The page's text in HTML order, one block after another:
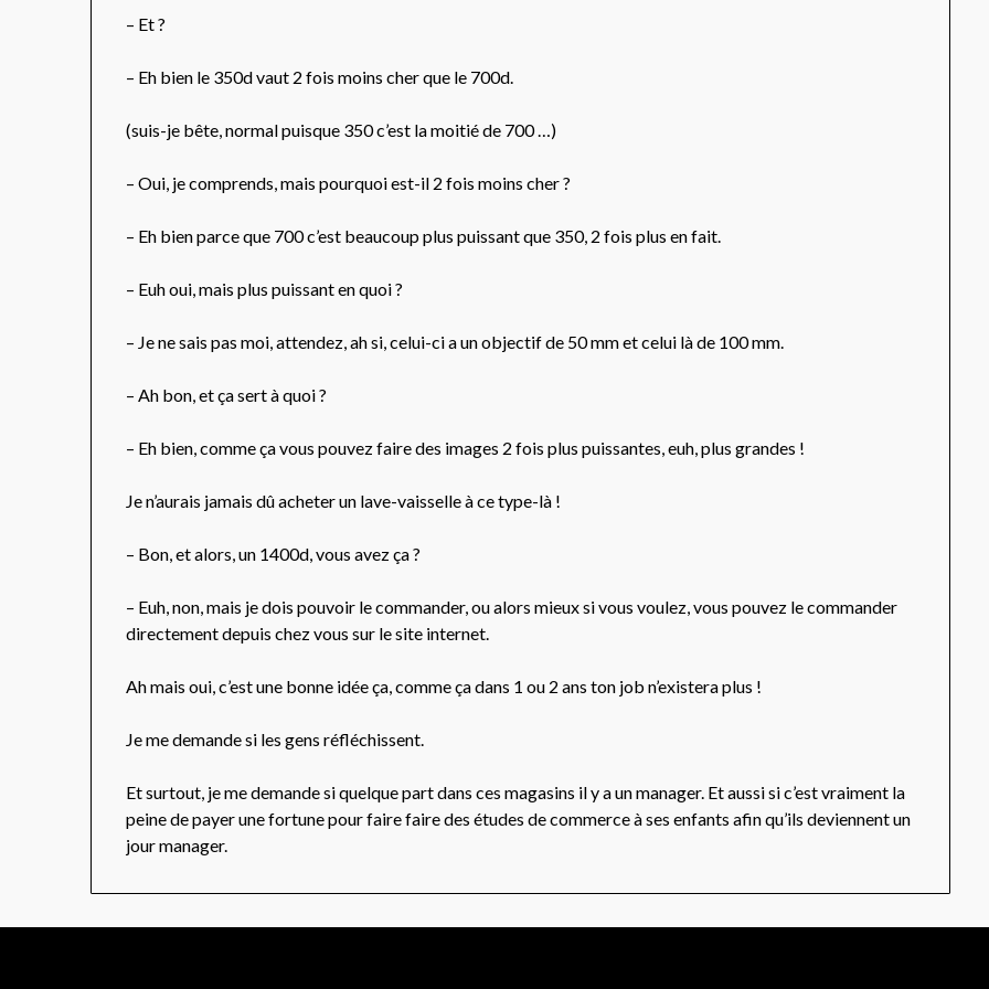
– Et ?
– Eh bien le 350d vaut 2 fois moins cher que le 700d.
(suis-je bête, normal puisque 350 c’est la moitié de 700 …)
– Oui, je comprends, mais pourquoi est-il 2 fois moins cher ?
– Eh bien parce que 700 c’est beaucoup plus puissant que 350, 2 fois plus en fait.
– Euh oui, mais plus puissant en quoi ?
– Je ne sais pas moi, attendez, ah si, celui-ci a un objectif de 50 mm et celui là de 100 mm.
– Ah bon, et ça sert à quoi ?
– Eh bien, comme ça vous pouvez faire des images 2 fois plus puissantes, euh, plus grandes !
Je n’aurais jamais dû acheter un lave-vaisselle à ce type-là !
– Bon, et alors, un 1400d, vous avez ça ?
– Euh, non, mais je dois pouvoir le commander, ou alors mieux si vous voulez, vous pouvez le commander
directement depuis chez vous sur le site internet.
Ah mais oui, c’est une bonne idée ça, comme ça dans 1 ou 2 ans ton job n’existera plus !
Je me demande si les gens réfléchissent.
Et surtout, je me demande si quelque part dans ces magasins il y a un manager. Et aussi si c’est vraiment la
peine de payer une fortune pour faire faire des études de commerce à ses enfants afin qu’ils deviennent un
jour manager.